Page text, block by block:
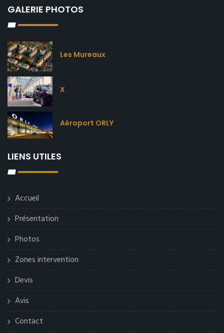
GALERIE PHOTOS
Les Mureaux
X
Aéroport ORLY
LIENS UTILES
Accueil
Présentation
Photos
Zones intervention
Devis
Avis
Contact